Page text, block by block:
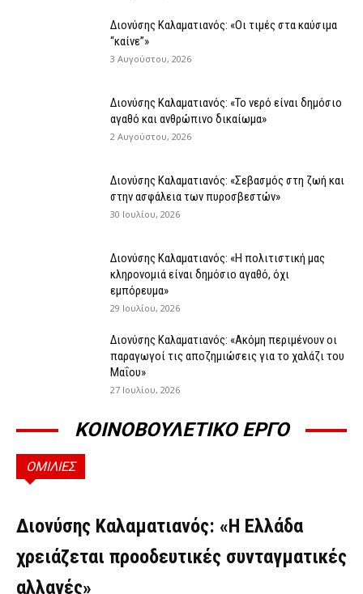
Διονύσης Καλαματιανός: «Οι τιμές στα καύσιμα
“καίνε”»
3 Αυγούστου, 2026
Διονύσης Καλαματιανός: «Το νερό είναι δημόσιο
αγαθό και ανθρώπινο δικαίωμα»
2 Αυγούστου, 2026
Διονύσης Καλαματιανός: «Σεβασμός στη ζωή και
στην ασφάλεια των πυροσβεστών»
30 Ιουλίου, 2026
Διονύσης Καλαματιανός: «Η πολιτιστική μας
κληρονομιά είναι δημόσιο αγαθό, όχι
εμπόρευμα»
29 Ιουλίου, 2026
Διονύσης Καλαματιανός: «Ακόμη περιμένουν οι
παραγωγοί τις αποζημιώσεις για το χαλάζι του
Μαΐου»
27 Ιουλίου, 2026
ΚΟΙΝΟΒΟΥΛΕΤΙΚΟ ΕΡΓΟ
ΟΜΙΛΙΕΣ
ΟΜΙΛΊΕΣ
Διονύσης Καλαματιανός: «Η Ελλάδα
χρειάζεται προοδευτικές συνταγματικές
αλλαγές»